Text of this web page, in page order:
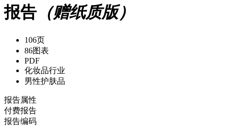
报告 （赠纸质版）
106页
86图表
PDF
化妆品行业
男性护肤品
报告属性
付费报告
报告编码